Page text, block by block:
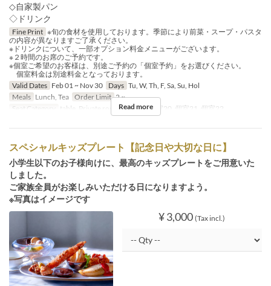
◇自家製パン
◇ドリンク
Fine Print ※旬の食材を使用しております。季節により前菜・スープ・パスタ
の内容が異なりますご了承ください。
※ドリンクについて、一部オプション料金メニューがございます。
※２時間のお席のご予約です。
※個室ご希望のお客様は、別途ご予約の「個室予約」をお選びください。
個室料金は別途料金となっております。
Valid Dates Feb 01 ~ Nov 30 Days Tu, W, Th, F, Sa, Su, Hol
Meals Lunch, Tea Order Limit 2 ~
Seat Category
table, Private room, 個室19, 個室20, 個室21, 個室22
Read more
スペシャルキッズプレート【記念日や大切な日に】
小学生以下のお子様向けに、最高のキッズプレートをご用意いた
しました。
ご家族全員がお楽しみいただける日になりますよう。
※写真はイメージです
¥ 3,000 (Tax incl.)